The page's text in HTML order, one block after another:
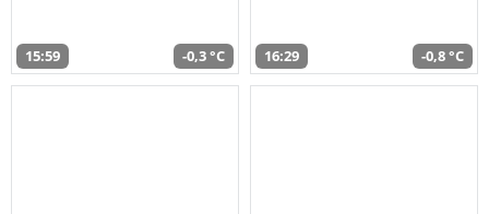
15:59 -0,3 °C 16:29 -0,8 °C